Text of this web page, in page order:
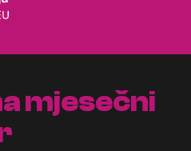
mjesečni